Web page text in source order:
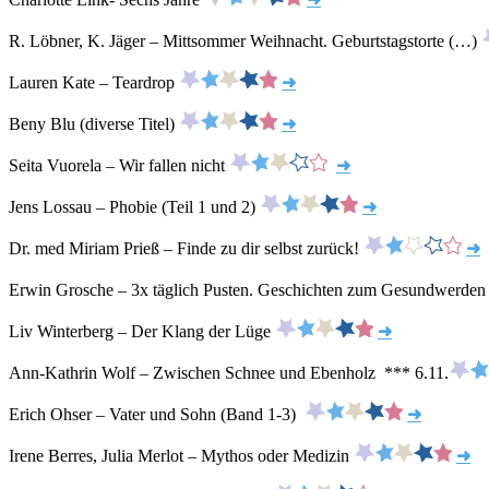
R. Löbner, K. Jäger – Mittsommer Weihnacht. Geburtstagstorte (…)
Lauren Kate – Teardrop ➜
Beny Blu (diverse Titel) ➜
Seita Vuorela – Wir fallen nicht ➜
Jens Lossau – Phobie (Teil 1 und 2) ➜
Dr. med Miriam Prieß – Finde zu dir selbst zurück! ➜
Erwin Grosche – 3x täglich Pusten. Geschichten zum Gesundwerden
Liv Winterberg – Der Klang der Lüge ➜
Ann-Kathrin Wolf – Zwischen Schnee und Ebenholz *** 6.11.
Erich Ohser – Vater und Sohn (Band 1-3) ➜
Irene Berres, Julia Merlot – Mythos oder Medizin ➜